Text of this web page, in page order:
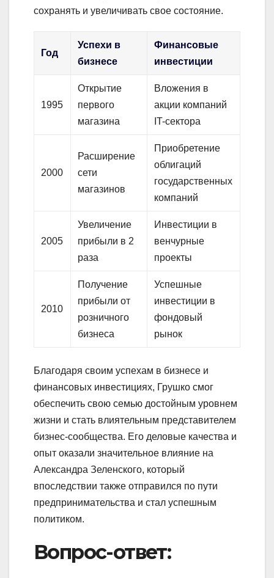
сохранять и увеличивать свое состояние.
Год
Успехи в
бизнесе
Финансовые
инвестиции
1995
Открытие
первого
магазина
Вложения в
акции компаний
IT-сектора
2000
Расширение
сети
магазинов
Приобретение
облигаций
государственных
компаний
2005
Увеличение
прибыли в 2
раза
Инвестиции в
венчурные
проекты
2010
Получение
прибыли от
розничного
бизнеса
Успешные
инвестиции в
фондовый
рынок
Благодаря своим успехам в бизнесе и
финансовых инвестициях, Грушко смог
обеспечить свою семью достойным уровнем
жизни и стать влиятельным представителем
бизнес-сообщества. Его деловые качества и
опыт оказали значительное влияние на
Александра Зеленского, который
впоследствии также отправился по пути
предпринимательства и стал успешным
политиком.
Вопрос-ответ: